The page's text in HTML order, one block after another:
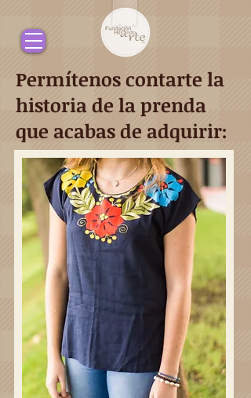
Permítenos contarte la
historia de la prenda
que acabas de adquirir: